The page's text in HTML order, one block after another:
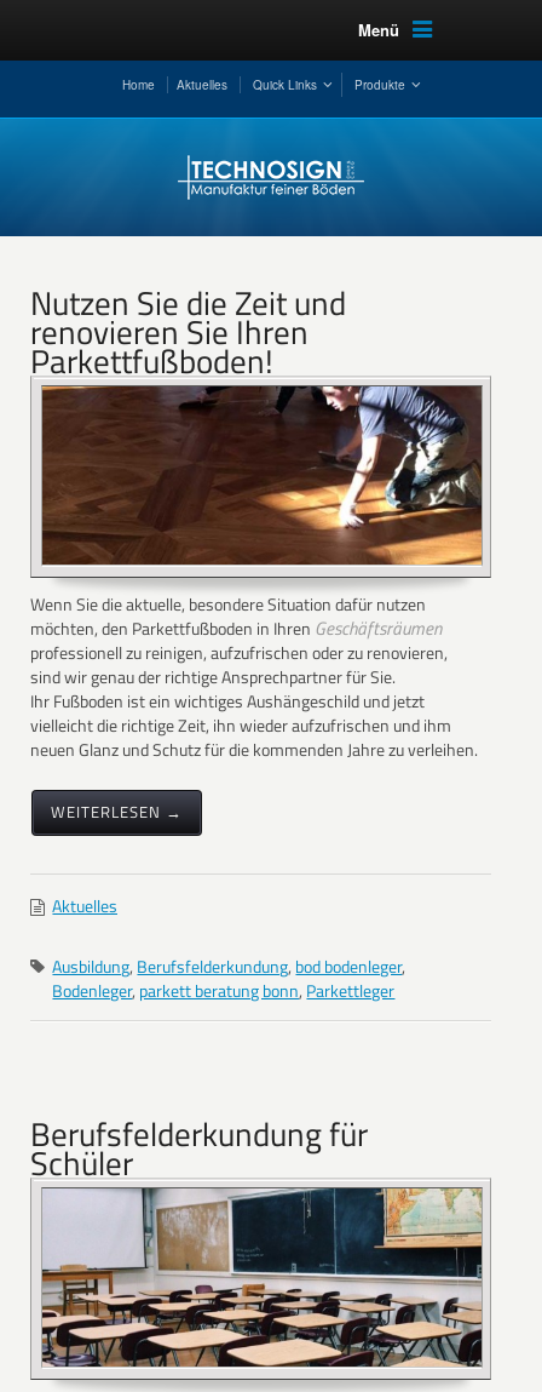
Menü
Home Aktuelles Quick Links Produkte
Nutzen Sie die Zeit und
renovieren Sie Ihren
Parkettfußboden!
Wenn Sie die aktuelle, besondere Situation dafür nutzen
möchten, den Parkettfußboden in Ihren Geschäftsräumen
professionell zu reinigen, aufzufrischen oder zu renovieren,
sind wir genau der richtige Ansprechpartner für Sie.
Ihr Fußboden ist ein wichtiges Aushängeschild und jetzt
vielleicht die richtige Zeit, ihn wieder aufzufrischen und ihm
neuen Glanz und Schutz für die kommenden Jahre zu verleihen.
WEITERLESEN →
Aktuelles
Ausbildung, Berufsfelderkundung, bod bodenleger,
Bodenleger, parkett beratung bonn, Parkettleger
Berufsfelderkundung für
Schüler